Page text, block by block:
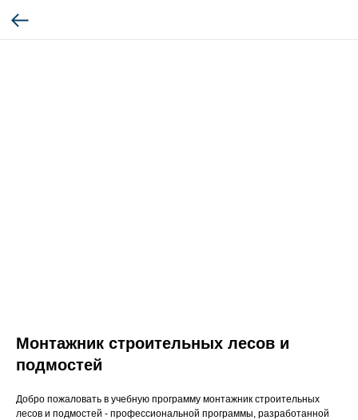
Монтажник строительных лесов и
подмостей
Добро пожаловать в учебную программу монтажник строительных
лесов и подмостей - профессиональной программы, разработанной